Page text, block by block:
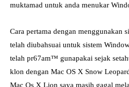
muktamad untuk anda menukar
Cara pertama dengan menggunakan
telah diubahsuai untuk sistem
telah pr67am™ gunapakai sejak
klon dengan Mac OS X Snow
Mac Os X Lion saya masih gagal